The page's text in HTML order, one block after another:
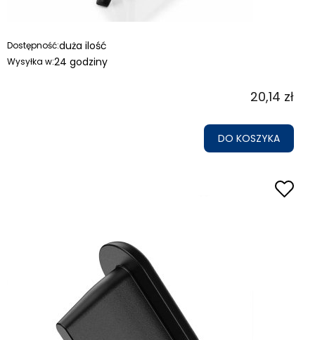
Dostępność:duża ilość
Wysyłka w:24 godziny
20,14 zł
DO KOSZYKA